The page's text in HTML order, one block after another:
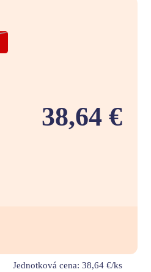
38,64 €
Jednotková cena: 38,64 €/ks